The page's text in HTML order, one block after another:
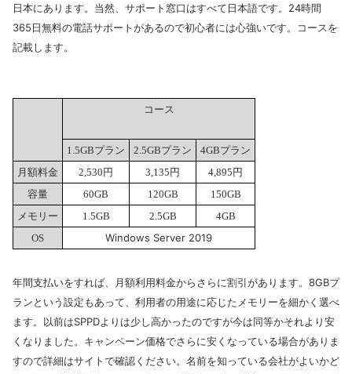
日本にあります。当然、 サポート窓口はすべて日本語です。24時間
365日無料の電話サポートがあるので初心者には心強いです。コースを
記載します。
コース
1.5GBプラン 2.5GBプラン
4GBプラン
月額料金
2,530円 3,135円
4,895円
容量
60GB 120GB
150GB
メモリー
1.5GB 2.5GB
4GB
OS
Windows Server 2019
年間支払いをすれば、月額利用料金からさらに割引があります。8GBプ
ランという設定もあって、利用者の用途に応じたメモリーを細かく選べ
ます。以前はSPPDよりは少し高かったのですが今は同等かそれより安
くなりました。キャンペーン価格でさらに安くなっている場合がありま
すので詳細はサイトで確認ください。名前を知っている会社がよいかど